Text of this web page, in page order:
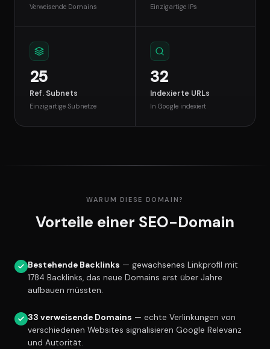
Verweisende Domains Einzigartige IPs
25
Ref. Subnets
Einzigartige Subnetze
32
Indexierte URLs
In Google indexiert
WARUM DIESE DOMAIN?
Vorteile einer SEO-Domain
Bestehende Backlinks — gewachsenes Linkprofil mit
1784 Backlinks, das neue Domains erst über Jahre
aufbauen müssten.
33 verweisende Domains — echte Verlinkungen von
verschiedenen Websites signalisieren Google Relevanz
und Autorität.